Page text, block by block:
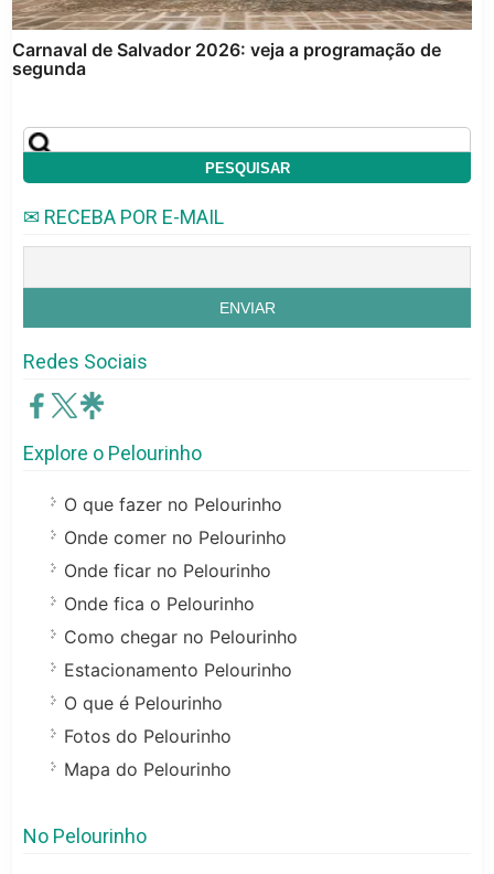
Carnaval de Salvador 2026: veja a programação de
segunda
✉ RECEBA POR E-MAIL
Redes Sociais
Explore o Pelourinho
O que fazer no Pelourinho
Onde comer no Pelourinho
Onde ficar no Pelourinho
Onde fica o Pelourinho
Como chegar no Pelourinho
Estacionamento Pelourinho
O que é Pelourinho
Fotos do Pelourinho
Mapa do Pelourinho
No Pelourinho